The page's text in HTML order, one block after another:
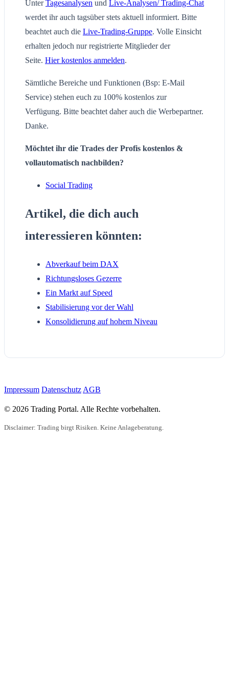
UnterTagesanalysen und Live-Analysen/ Trading-Chat
werdet ihr auch tagsüber stets aktuell informiert. Bitte
beachtet auch die Live-Trading-Gruppe. Volle Einsicht
erhalten jedoch nur registrierte Mitglieder der
Seite. Hier kostenlos anmelden.
Sämtliche Bereiche und Funktionen (Bsp: E-Mail
Service) stehen euch zu 100% kostenlos zur
Verfügung. Bitte beachtet daher auch die Werbepartner.
Danke.
Möchtet ihr die Trades der Profis kostenlos &
vollautomatisch nachbilden?
Social Trading
Artikel, die dich auch
interessieren könnten:
Abverkauf beim DAX
Richtungsloses Gezerre
Ein Markt auf Speed
Stabilisierung vor der Wahl
Konsolidierung auf hohem Niveau
Impressum Datenschutz AGB
© 2026 Trading Portal. Alle Rechte vorbehalten.
Disclaimer: Trading birgt Risiken. Keine Anlageberatung.